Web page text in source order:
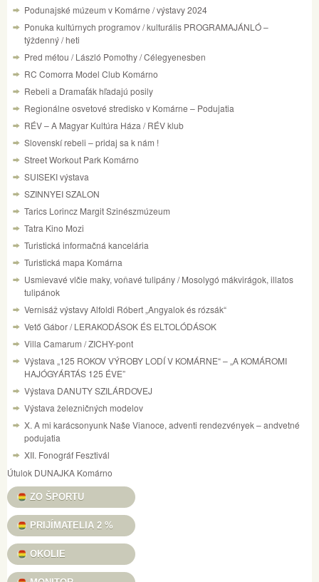
Podunajské múzeum v Komárne / výstavy 2024
Ponuka kultúrnych programov / kulturális PROGRAMAJÁNLÓ –
týždenný / heti
Pred métou / László Pomothy / Célegyenesben
RC Comorra Model Club Komárno
Rebeli a Dramaťák hľadajú posily
Regionálne osvetové stredisko v Komárne – Podujatia
RÉV – A Magyar Kultúra Háza / RÉV klub
Slovenskí rebeli – pridaj sa k nám !
Street Workout Park Komárno
SUISEKI výstava
SZINNYEI SZALON
Tarics Lorincz Margit Szinészmúzeum
Tatra Kino Mozi
Turistická informačná kancelária
Turistická mapa Komárna
Usmievavé vlčie maky, voňavé tulipány / Mosolygó mákvirágok, illatos
tulipánok
Vernisáž výstavy Alfoldi Róbert „Angyalok és rózsák“
Vető Gábor / LERAKODÁSOK ÉS ELTOLÓDÁSOK
Villa Camarum / ZICHY-pont
Výstava „125 ROKOV VÝROBY LODÍ V KOMÁRNE“ – „A KOMÁROMI
HAJÓGYÁRTÁS 125 ÉVE”
Výstava DANUTY SZILÁRDOVEJ
Výstava železničných modelov
X. A mi karácsonyunk Naše Vianoce, adventi rendezvények – andvetné
podujatia
XII. Fonográf Fesztivál
Útulok DUNAJKA Komárno
ZO ŠPORTU
PRIJÍMATELIA 2 %
OKOLIE